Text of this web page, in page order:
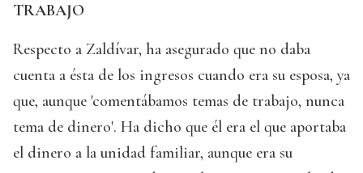
TRABAJO
Respecto a Zaldívar, ha asegurado que no daba
cuenta a ésta de los ingresos cuando era su esposa, ya
que, aunque 'comentábamos temas de trabajo, nunca
tema de dinero'. Ha dicho que él era el que aportaba
el dinero a la unidad familiar, aunque era su